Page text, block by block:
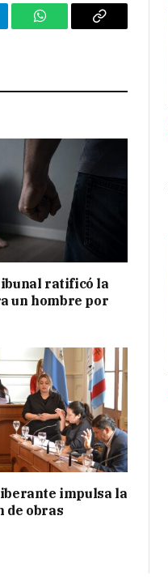
WhatsAppCopy
ratificó la
un hombre por
impulsa la
de obras